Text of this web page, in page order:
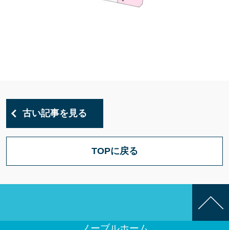
古い記事を見る
TOPに戻る